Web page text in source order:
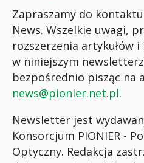
Zapraszamy do kontaktu
News. Wszelkie uwagi,
rozszerzenia artykułów
w niniejszym
bezpośrednio pisząc na
news@pionier.net.pl.
Newsletter jest
Konsorcjum PIONIER -
Optyczny. Redakcja